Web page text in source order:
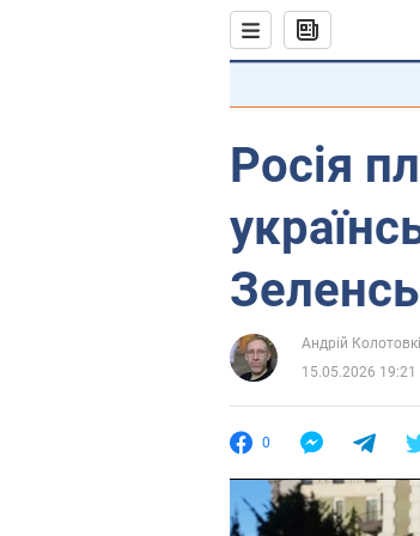
Росія
Андрій
15.05.2026 19:21
0